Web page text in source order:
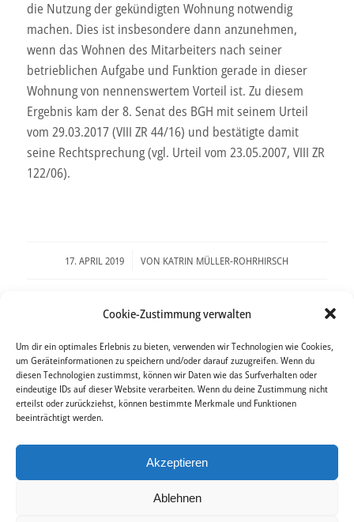
Cookie-Zustimmung verwalten
Um dir ein optimales Erlebnis zu bieten, verwenden wir Technologien wie Cookies,
um Geräteinformationen zu speichern und/oder darauf zuzugreifen. Wenn du
diesen Technologien zustimmst, können wir Daten wie das Surfverhalten oder
eindeutige IDs auf dieser Website verarbeiten. Wenn du deine Zustimmung nicht
erteilst oder zurückziehst, können bestimmte Merkmale und Funktionen
beeinträchtigt werden.
Akzeptieren
Ablehnen
die Nutzung der gekündigten Wohnung notwendig
machen. Dies ist insbesondere dann anzunehmen,
wenn das Wohnen des Mitarbeiters nach seiner
betrieblichen Aufgabe und Funktion gerade in dieser
Wohnung von nennenswertem Vorteil ist. Zu diesem
Ergebnis kam der 8. Senat des BGH mit seinem Urteil
vom 29.03.2017 (VIII ZR 44/16) und bestätigte damit
seine Rechtsprechung (vgl. Urteil vom 23.05.2007, VIII ZR
122/06).
17. APRIL 2019
/ VON KATRIN MÜLLER-ROHRHIRSCH
KÜNDIGUNG
Das könnte Dich auch interessieren